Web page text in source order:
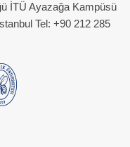
İTÜ Ayazağa Kampüsü
Tel: +90 212 285